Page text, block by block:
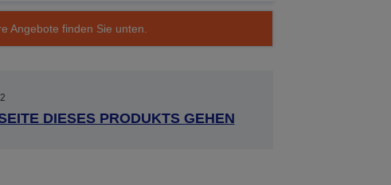
Angebote finden Sie unten.
DIESES PRODUKTS GEHEN